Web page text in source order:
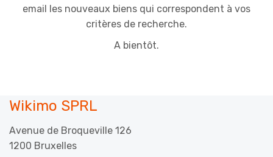
email les nouveaux biens qui correspondent à vos
critères de recherche.
A bientôt.
Wikimo SPRL
Avenue de Broqueville 126
1200 Bruxelles